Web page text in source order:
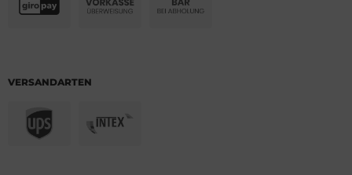
VERSANDARTEN